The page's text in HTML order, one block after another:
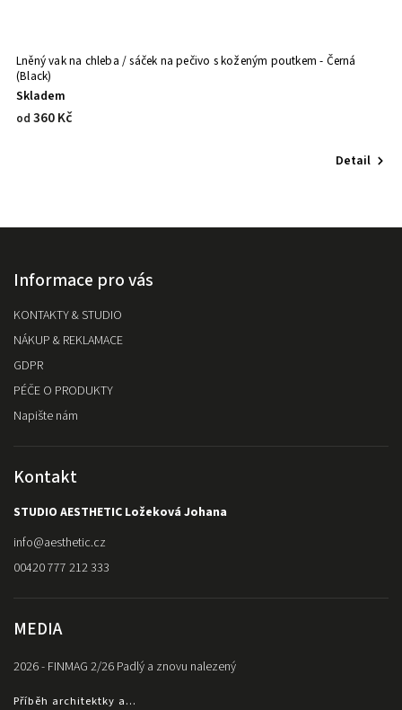
Lněný vak na chleba / sáček na pečivo s koženým poutkem - Černá
(Black)
Skladem
od 360 Kč
Detail
Informace pro vás
KONTAKTY & STUDIO
NÁKUP & REKLAMACE
GDPR
PÉČE O PRODUKTY
Napište nám
Kontakt
STUDIO AESTHETIC Ložeková Johana
info@aesthetic.cz
00420 777 212 333
MEDIA
2026 - FINMAG 2/26 Padlý a znovu nalezený
Příběh architektky a...